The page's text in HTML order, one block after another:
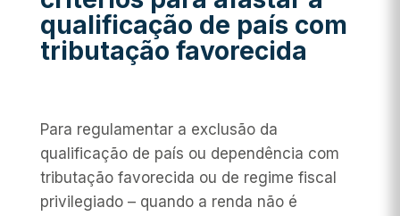
qualificação de país com
tributação favorecida
Para regulamentar a exclusão da
qualificação de país ou dependência com
tributação favorecida ou de regime fiscal
privilegiado – quando a renda não é